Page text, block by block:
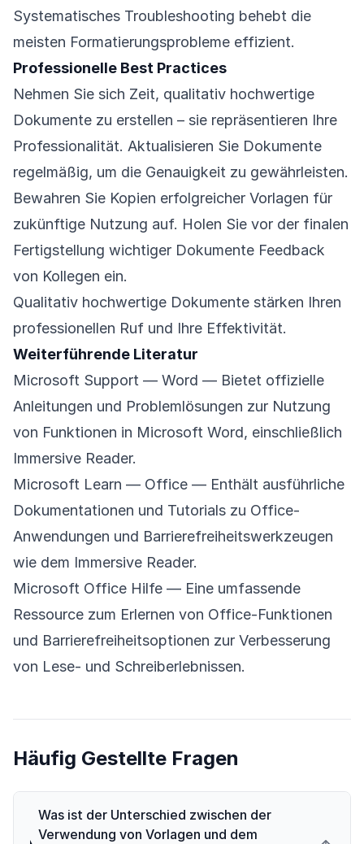
Systematisches Troubleshooting behebt die
meisten Formatierungsprobleme effizient.
Professionelle Best Practices
Nehmen Sie sich Zeit, qualitativ hochwertige
Dokumente zu erstellen – sie repräsentieren Ihre
Professionalität. Aktualisieren Sie Dokumente
regelmäßig, um die Genauigkeit zu gewährleisten.
Bewahren Sie Kopien erfolgreicher Vorlagen für
zukünftige Nutzung auf. Holen Sie vor der finalen
Fertigstellung wichtiger Dokumente Feedback
von Kollegen ein.
Qualitativ hochwertige Dokumente stärken Ihren
professionellen Ruf und Ihre Effektivität.
Weiterführende Literatur
Microsoft Support — Word — Bietet offizielle
Anleitungen und Problemlösungen zur Nutzung
von Funktionen in Microsoft Word, einschließlich
Immersive Reader.
Microsoft Learn — Office — Enthält ausführliche
Dokumentationen und Tutorials zu Office-
Anwendungen und Barrierefreiheitswerkzeugen
wie dem Immersive Reader.
Microsoft Office Hilfe — Eine umfassende
Ressource zum Erlernen von Office-Funktionen
und Barrierefreiheitsoptionen zur Verbesserung
von Lese- und Schreiberlebnissen.
Häufig Gestellte Fragen
Was ist der Unterschied zwischen der
Verwendung von Vorlagen und dem